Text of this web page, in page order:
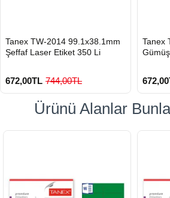
GÖNDERİ
Tanex TW-2014 99.1x38.1mm
Şeffaf Laser Etiket 350 Li
672,00TL 744,00TL
Tanex
Ürünü Alanlar